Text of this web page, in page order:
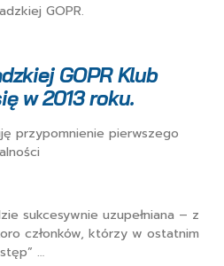
GOPR.
GOPR Klub
w 2013 roku.
przypomnienie pierwszego
sukcesywnie uzupełniana – z
członków, którzy w ostatnim
…